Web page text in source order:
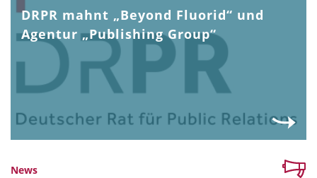
DRPR mahnt „Beyond Fluorid“ und
Agentur „Publishing Group“
News